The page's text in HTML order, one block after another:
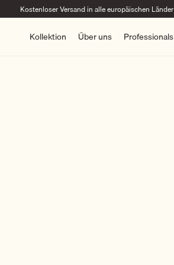
Kostenloser Versand in alle europäischen Länder
Kollektion Über uns Professionals